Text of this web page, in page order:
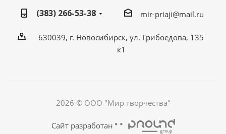
(383) 266-53-38
mir-priaji@mail.ru
630039, г. Новосибирск, ул. Грибоедова, 135
к1
2026 © ООО "Мир творчества"
Сайт разработан